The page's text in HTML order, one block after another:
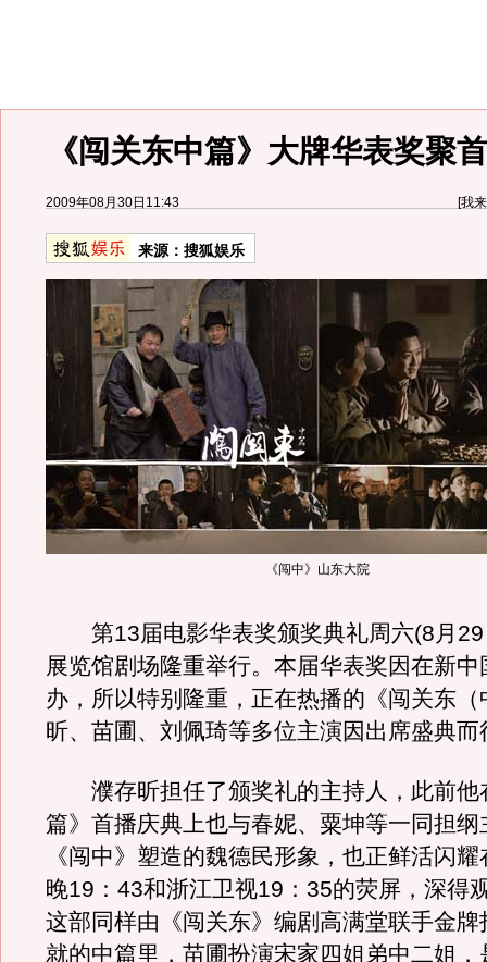
《闯关东中篇》大牌华表奖聚
2009年08月30日11:43 [我
来源： 搜狐娱乐
《闯中》山东大院
第13届电影华表奖颁奖典礼周六(8月29
展览馆剧场隆重举行。本届华表奖因在新
办，所以特别隆重，正在热播的《闯关东（
昕、苗圃、刘佩琦等多位主演因出席盛典而
濮存昕担任了颁奖礼的主持人，此前他
篇》首播庆典上也与春妮、粟坤等一同担纲
《闯中》塑造的魏德民形象，也正鲜活闪
晚19：43和浙江卫视19：35的荧屏，深得
这部同样由《闯关东》编剧高满堂联手金牌
就的中篇里，苗圃扮演宋家四姐弟中二姐，